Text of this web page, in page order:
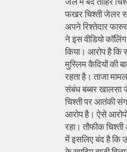
फखर चिश्ती जेलर
अपने रिश्तेदार
ने इस वीडियो
किया। आरोप है कि
मुस्लिम कैदियों की
रहता है। ताजा
संबंध बब्बर खालसा
चिश्ती पर आतंकी
आरोप है। ऐसे
रहा। तौफीक
में इसलिए बंद है कि